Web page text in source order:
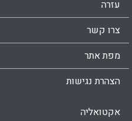
עזרה
צרו קשר
מפת אתר
הצהרת נגישות
אקטואליה